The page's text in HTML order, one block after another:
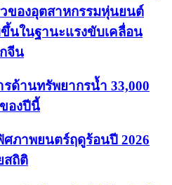
วของอุตสาหกรรมหุ่นยนต์
นในฐานะแรงขับเคลื่อน
จีน
ด้านทรัพยากรน้ำ 33,000
องปีนี้
ภาพยนตร์ฤดูร้อนปี 2026
สถิติ